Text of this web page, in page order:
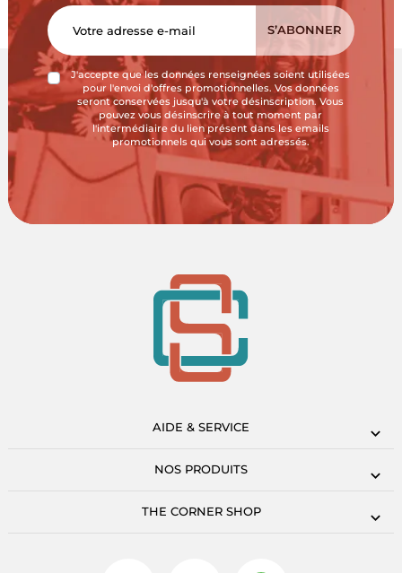
J'accepte que les données renseignées soient utilisées
pour l'envoi d'offres promotionnelles. Vos données
seront conservées jusqu'à votre désinscription. Vous
pouvez vous désinscrire à tout moment par
l'intermédiaire du lien présent dans les emails
promotionnels qui vous sont adressés.
AIDE & SERVICE
NOS PRODUITS
THE CORNER SHOP